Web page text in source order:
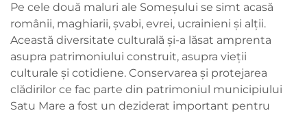
Pe cele două maluri ale Someșului se simt acasă
românii, maghiarii, șvabi, evrei, ucrainieni și alții.
Această diversitate culturală și-a lăsat amprenta
asupra patrimoniului construit, asupra vieții
culturale și cotidiene. Conservarea și protejarea
clădirilor ce fac parte din patrimoniul municipiului
Satu Mare a fost un deziderat important pentru